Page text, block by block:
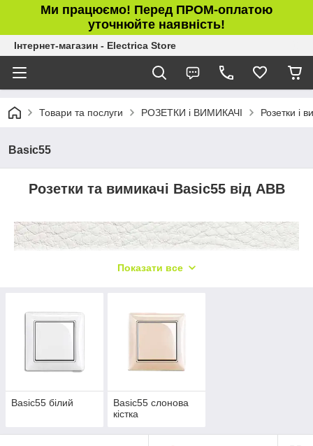
Ми працюємо! Перед ПРОМ-оплатою
уточнюйте наявність!
Інтернет-магазин - Electrica Store
Товари та послуги РОЗЕТКИ і ВИМИКАЧІ Розетки і
Basic55
Розетки та вимикачі Basic55 від ABB
Показати все
Basic55 білий
Basic55 слонова
кістка